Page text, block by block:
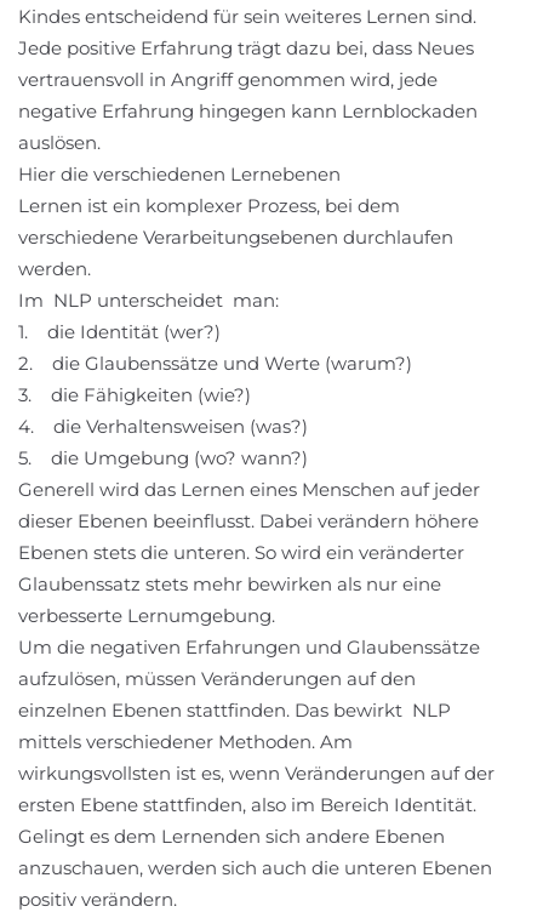
Kindes entscheidend für sein weiteres Lernen sind.
Jede positive Erfahrung trägt dazu bei, dass Neues
vertrauensvoll in Angriff genommen wird, jede
negative Erfahrung hingegen kann Lernblockaden
auslösen.
Hier die verschiedenen Lernebenen
Lernen ist ein komplexer Prozess, bei dem
verschiedene Verarbeitungsebenen durchlaufen
werden.
Im NLP unterscheidet man:
1. die Identität (wer?)
2. die Glaubenssätze und Werte (warum?)
3. die Fähigkeiten (wie?)
4. die Verhaltensweisen (was?)
5. die Umgebung (wo? wann?)
Generell wird das Lernen eines Menschen auf jeder
dieser Ebenen beeinflusst. Dabei verändern höhere
Ebenen stets die unteren. So wird ein veränderter
Glaubenssatz stets mehr bewirken als nur eine
verbesserte Lernumgebung.
Um die negativen Erfahrungen und Glaubenssätze
aufzulösen, müssen Veränderungen auf den
einzelnen Ebenen stattfinden. Das bewirkt NLP
mittels verschiedener Methoden. Am
wirkungsvollsten ist es, wenn Veränderungen auf der
ersten Ebene stattfinden, also im Bereich Identität.
Gelingt es dem Lernenden sich andere Ebenen
anzuschauen, werden sich auch die unteren Ebenen
positiv verändern.